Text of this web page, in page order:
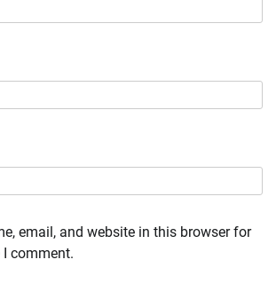
email, and website in this browser for
comment.